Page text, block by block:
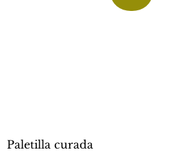
Paletilla curada